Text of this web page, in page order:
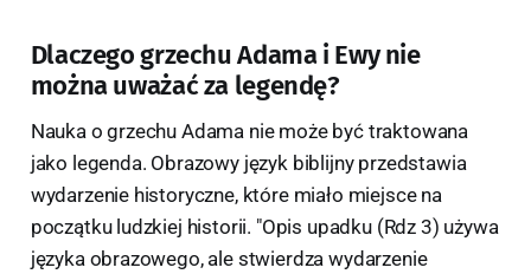
Dlaczego grzechu Adama i Ewy nie
można uważać za legendę?
Nauka o grzechu Adama nie może być traktowana
jako legenda. Obrazowy język biblijny przedstawia
wydarzenie historyczne, które miało miejsce na
początku ludzkiej historii. "Opis upadku (Rdz 3) używa
języka obrazowego, ale stwierdza wydarzenie